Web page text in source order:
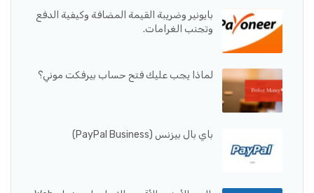
بايونير وضريبة القيمة المضافة وكيفية الدفع
وتجنب الغرامات.
لماذا يجب عليك فتح حساب بيرفكت موني؟
باي بال بيزنس (PayPal Business)